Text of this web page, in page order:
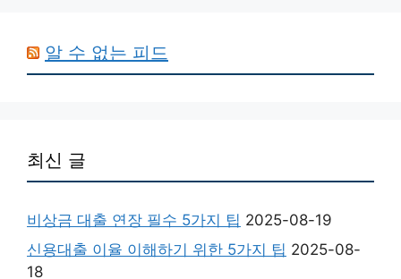
알 수 없는 피드
최신 글
비상금 대출 연장 필수 5가지 팁 2025-08-19
신용대출 이율 이해하기 위한 5가지 팁 2025-08-
18